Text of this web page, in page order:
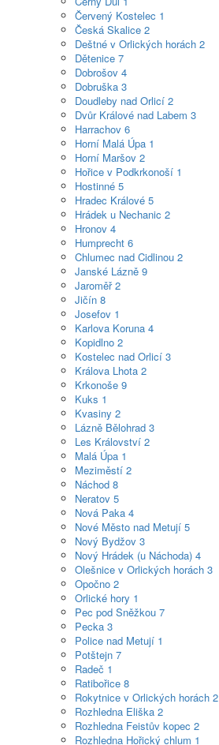
Červený Kostelec 1
Česká Skalice 2
Deštné v Orlických horách 2
Dětenice 7
Dobrošov 4
Dobruška 3
Doudleby nad Orlicí 2
Dvůr Králové nad Labem 3
Harrachov 6
Horní Malá Úpa 1
Horní Maršov 2
Hořice v Podkrkonoší 1
Hostinné 5
Hradec Králové 5
Hrádek u Nechanic 2
Hronov 4
Humprecht 6
Chlumec nad Cidlinou 2
Janské Lázně 9
Jaroměř2
Jičín 8
Josefov 1
Karlova Koruna 4
Kopidlno 2
Kostelec nad Orlicí 3
Králova Lhota 2
Krkonoše 9
Kuks 1
Kvasiny 2
Lázně Bělohrad 3
Les Království 2
Malá Úpa 1
Meziměstí 2
Náchod 8
Neratov 5
Nová Paka 4
Nové Město nad Metují 5
Nový Bydžov 3
Nový Hrádek (u Náchoda) 4
Olešnice v Orlických horách 3
Opočno 2
Orlické hory 1
Pec pod Sněžkou 7
Pecka 3
Police nad Metují 1
Potštejn 7
Radeč 1
Ratibořice 8
Rokytnice v Orlických horách 2
Rozhledna Eliška 2
Rozhledna Feistův kopec 2
Rozhledna Hořický chlum 1